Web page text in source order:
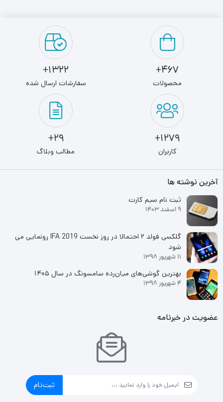
467+
محصولات
1322+
سفارشات ارسال شده
1279+
کاربران
29+
مطالب وبلاگ
آخرین نوشته ها
ثبت نام سیم کارت
9 اسفند 1403
گلکسی فولد ۲ احتمالا در روز نخست IFA 2019 رونمایی می
شود
11 شهریور 1398
بهترین گوشی‌های میان‌رده سامسونگ در سال ۱۴۰۵
4 شهریور 1398
عضویت در خبرنامه
ثبت‌نام